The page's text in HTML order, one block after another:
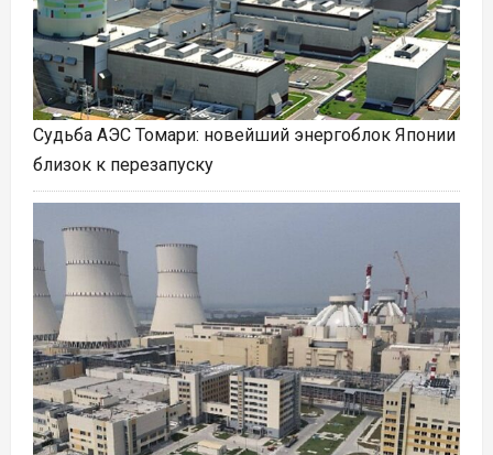
Судьба АЭС Томари: новейший энергоблок Японии
близок к перезапуску